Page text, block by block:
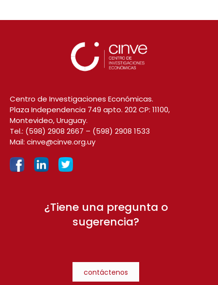
Centro de Investigaciones Económicas.
Plaza Independencia 749 apto. 202 CP: 11100,
Montevideo, Uruguay.
Tel.: (598) 2908 2667 – (598) 2908 1533
Mail: cinve@cinve.org.uy
¿Tiene una pregunta o
sugerencia?
contáctenos